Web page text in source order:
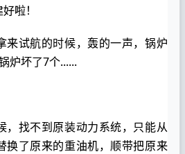
啦！
来试航的时候，轰的一声，锅炉
炉坏了7个......
，找不到原装动力系统，只能从
换了原来的重油机，顺带把原来